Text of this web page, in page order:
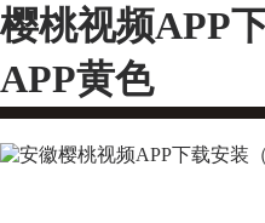
樱桃视频APP
APP黄色